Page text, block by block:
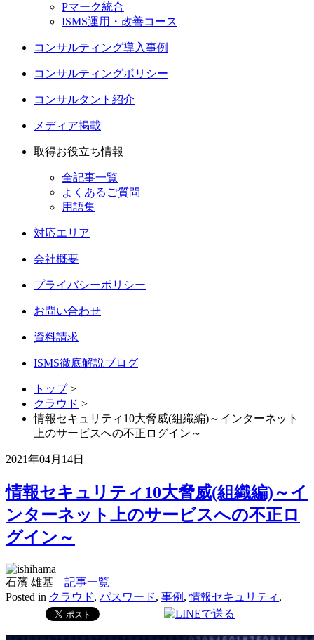
Pマーク統合
ISMS運用・改善コース
コンサルティング導入事例
コンサルティングポリシー
コンサルタント紹介
メディア掲載
取得お役立ち情報
全記事一覧
よくあるご質問
用語集
対応エリア
会社概要
プライバシーポリシー
お問い合わせ
資料請求
ISMS徹底解説ブログ
トップ>
クラウド >
情報セキュリティ10大脅威(組織編)～インターネット
上のサービスへの不正ログイン～
2021年04月14日
情報セキュリティ10大脅威(組織編)～イ
ンターネット上のサービスへの不正ロ
グイン～
石濱 雄基 記事一覧
Posted in クラウド, パスワード, 事例 ,情報セキュリティ ,